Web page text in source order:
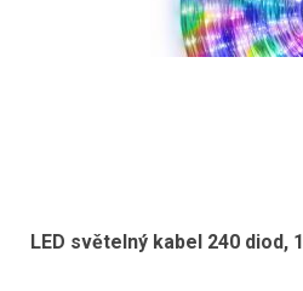
LED světelný kabel 240 diod,